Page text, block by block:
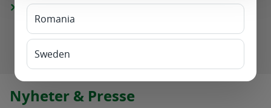
Detaljhandelsløsningar
Omni i butikk og Supporttjenester for
detaljhandel
Nyheter & Presse
Romania
Sweden